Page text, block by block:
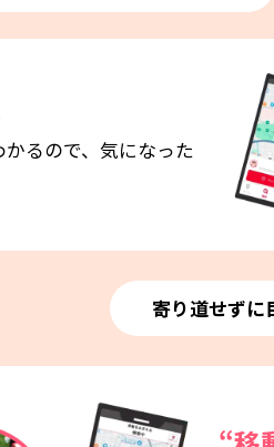
るので、気になった
寄り道せず